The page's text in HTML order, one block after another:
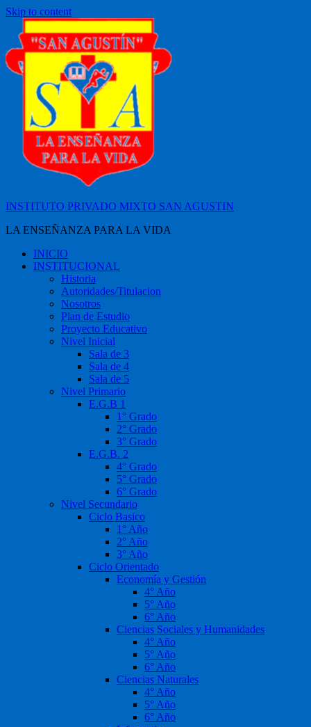
Skip to content
INSTITUTO PRIVADO MIXTO SAN AGUSTIN
LA ENSEÑANZA PARA LA VIDA
INICIO
INSTITUCIONAL
Historia
Autoridades/Titulacion
Nosotros
Plan de Estudio
Proyecto Educativo
Nivel Inicial
Sala de 3
Sala de 4
Sala de 5
Nivel Primario
E.G.B 1
1° Grado
2° Grado
3° Grado
E.G.B. 2
4° Grado
5° Grado
6° Grado
Nivel Secundario
Ciclo Basico
1° Año
2° Año
3° Año
Ciclo Orientado
Economía y Gestión
4° Año
5° Año
6° Año
Ciencias Sociales y Humanidades
4° Año
5° Año
6° Año
Ciencias Naturales
4° Año
5° Año
6° Año